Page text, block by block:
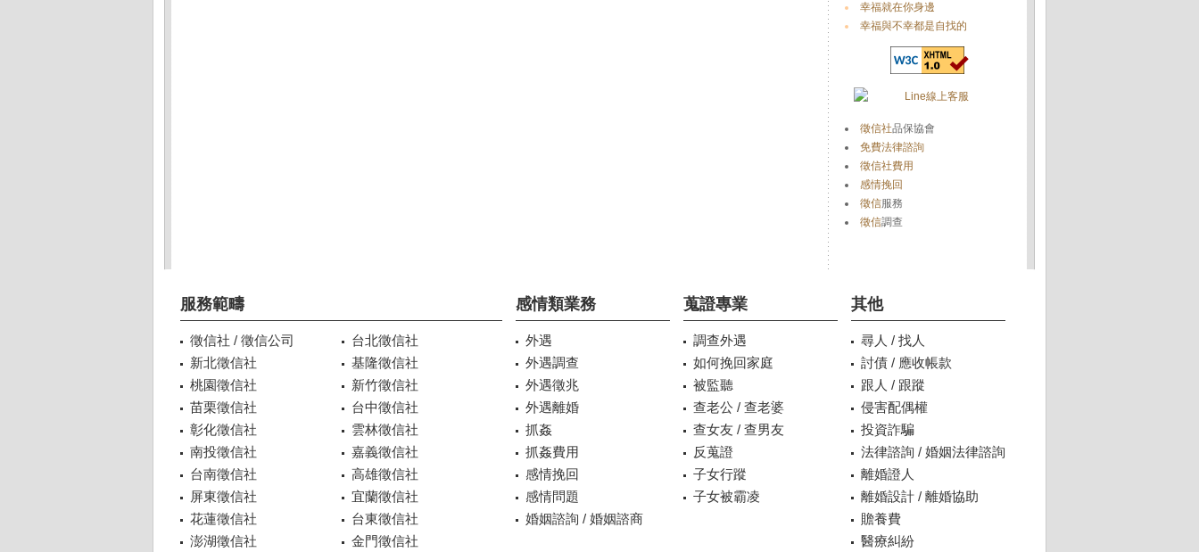
幸福就在你身邊
幸福與不幸都是自找的
徵信社品保協會
免費法律諮詢
徵信社費用
感情挽回
徵信服務
徵信調查
服務範疇
徵信社 / 徵信公司
台北徵信社
新北徵信社
基隆徵信社
桃園徵信社
新竹徵信社
苗栗徵信社
台中徵信社
彰化徵信社
雲林徵信社
南投徵信社
嘉義徵信社
台南徵信社
高雄徵信社
屏東徵信社
宜蘭徵信社
花蓮徵信社
台東徵信社
澎湖徵信社
金門徵信社
感情類業務
外遇
外遇調查
外遇徵兆
外遇離婚
抓姦
抓姦費用
感情挽回
感情問題
婚姻諮詢 / 婚姻諮商
蒐證專業
調查外遇
如何挽回家庭
被監聽
查老公 / 查老婆
查女友 / 查男友
反蒐證
子女行蹤
子女被霸凌
其他
尋人 / 找人
討債 / 應收帳款
跟人 / 跟蹤
侵害配偶權
投資詐騙
法律諮詢 / 婚姻法律諮詢
離婚證人
離婚設計 / 離婚協助
贍養費
醫療糾紛